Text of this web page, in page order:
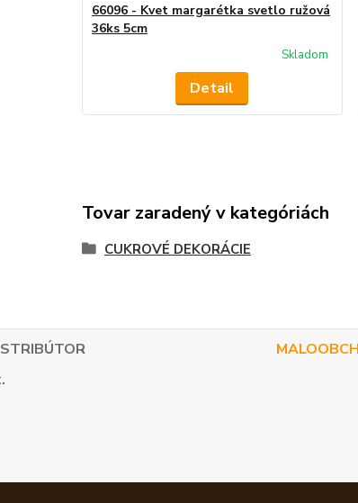
66096 - Kvet margarétka svetlo ružová
36ks 5cm
Skladom
Detail
Tovar zaradený v kategóriách
CUKROVÉ DEKORÁCIE